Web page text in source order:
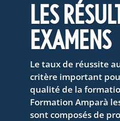
LES
EXAMENS
Le taux de réussite
critère important
qualité de la
Formation Amparà
sont composés de